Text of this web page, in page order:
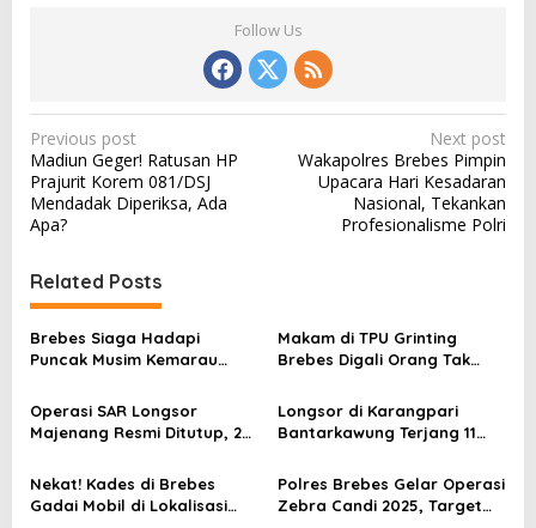
Follow Us
P
o
s
t
n
a
v
i
g
a
t
i
Previous post
Madiun Geger! Ratusan HP
Prajurit Korem 081/DSJ
Mendadak Diperiksa, Ada
Apa?
Next post
Wakapolres Brebes Pimpin
Upacara Hari Kesadaran
Nasional, Tekankan
Profesionalisme Polri
Related Posts
Brebes Siaga Hadapi
Puncak Musim Kemarau
Kesiapsiagaan Bencana dan
Karhutla
Makam di TPU Grinting
Brebes Digali Orang Tak
Selidiki Motif Pelaku
Operasi SAR Longsor
Majenang Resmi Ditutup, 2
hingga Hari ke-10
Longsor di Karangpari
Bantarkawung Terjang 11
Mengungsi
Nekat! Kades di Brebes
Gadai Mobil di Lokalisasi
Polres Brebes Gelar Operasi
Zebra Candi 2025, Target